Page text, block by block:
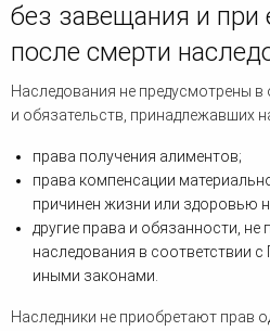
без завещания и при
после смерти
Наследования не предусмотрены
и обязательств, принадлежавших
права получения алиментов;
права компенсации
причинен жизни или здоровью
другие права и обязанности,
наследования в соответствии
иными законами.
Наследники не приобретают прав